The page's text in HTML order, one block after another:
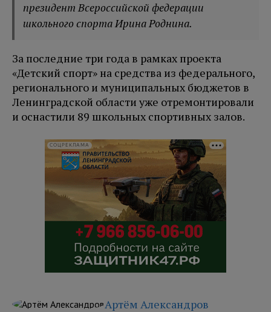
президент Всероссийской федерации
школьного спорта Ирина Роднина.
За последние три года в рамках проекта
«Детский спорт» на средства из федерального,
регионального и муниципальных бюджетов в
Ленинградской области уже отремонтировали
и оснастили 89 школьных спортивных залов.
СОЦРЕКЛАМА
Артём Александров